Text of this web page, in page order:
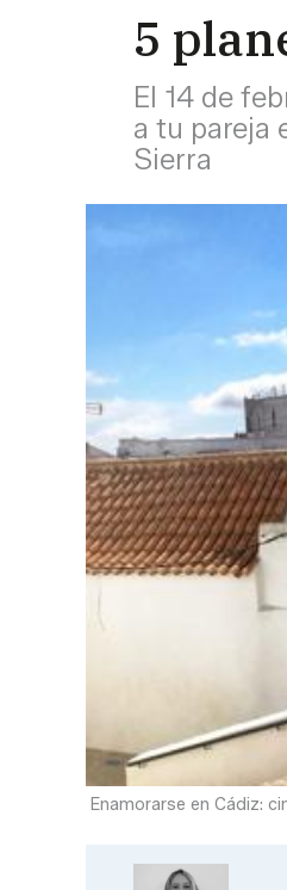
5
El 14 de
a tu pareja
Sierra
Enamorarse en Cádiz: